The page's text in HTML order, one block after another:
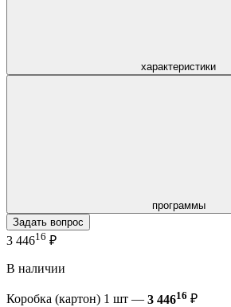
характеристики
программы
Задать вопрос
3 44616 ₽
В наличии
Коробка (картон) 1 шт — 3 44616 ₽